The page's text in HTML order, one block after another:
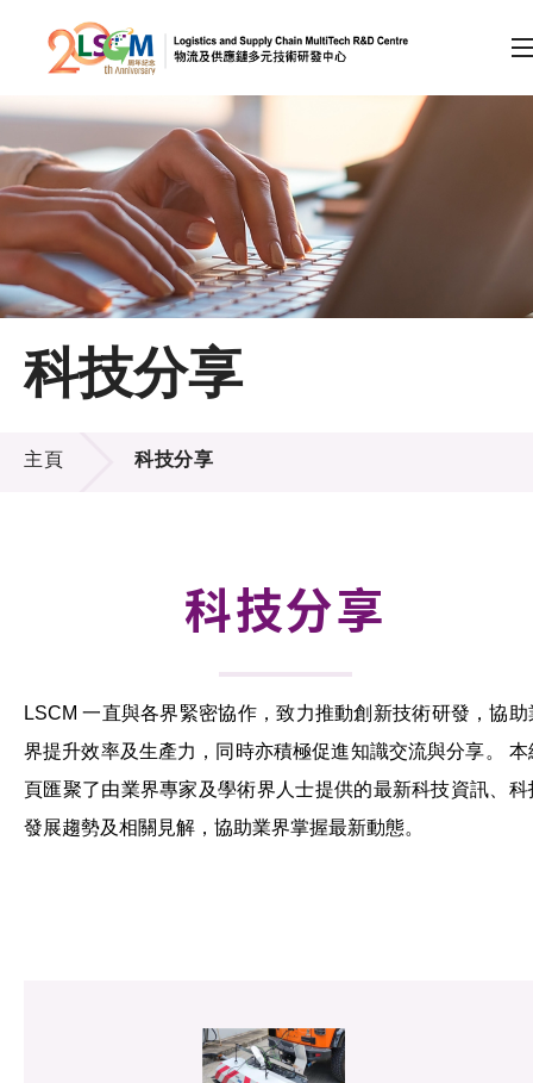
跳到內容（按回車鍵）
會員登入
A EN 繁 简
主頁
關於LSCM
技術商品化
科技分享
科技分享
主頁 科技分享
科技分享
LSCM 一直與各界緊密協作，致力推動創新技術研發，協助
界提升效率及生產力，同時亦積極促進知識交流與分享。 本
頁匯聚了由業界專家及學術界人士提供的最新科技資訊、科
發展趨勢及相關見解，協助業界掌握最新動態。